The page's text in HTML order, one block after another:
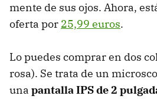
mente de sus ojos. Ahora,
oferta por 25,99 euros.
Lo puedes comprar en dos
rosa). Se trata de un
una pantalla IPS de 2